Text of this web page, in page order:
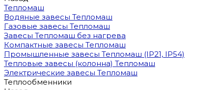
Тепломаш
Водяные завесы Тепломаш
Газовые завесы Тепломаш
Завесы Тепломаш без нагрева
Компактные завесы Тепломаш
Промышленные завесы Тепломаш (IP21, IP54)
Тепловые завесы (колонна) Тепломаш
Электрические завесы Тепломаш
Теплообменники